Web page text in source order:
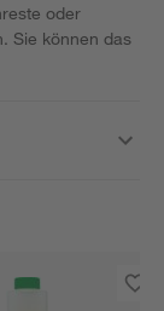
oder
Sie können das